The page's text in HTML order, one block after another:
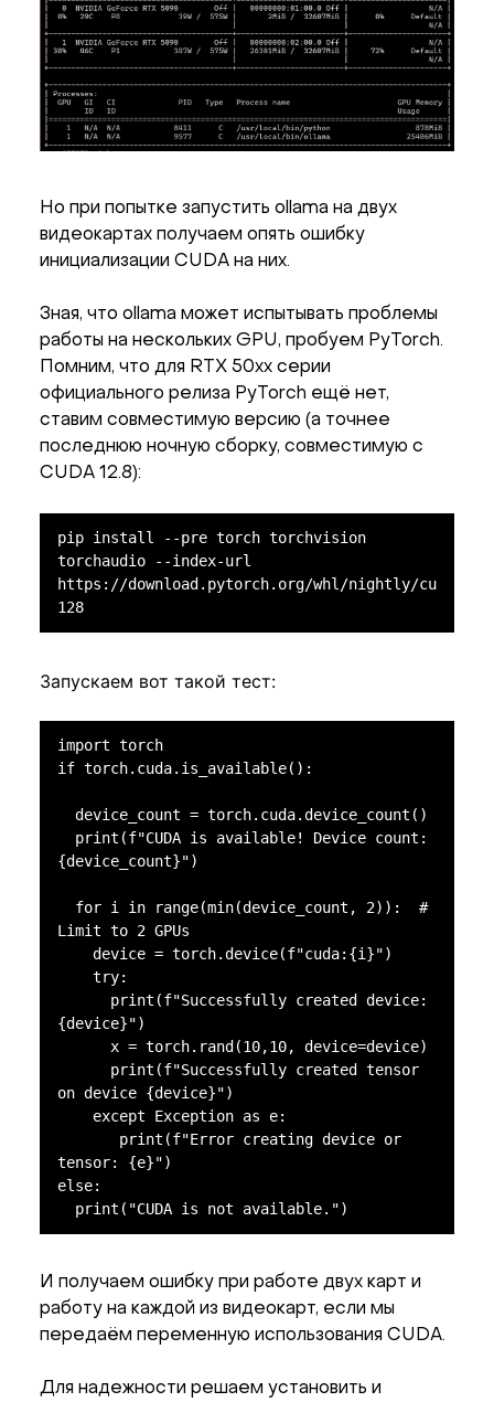
Но при попытке запустить ollama на двух
видеокартах получаем опять ошибку
инициализации CUDA на них.
Зная, что ollama может испытывать проблемы
работы на нескольких GPU, пробуем PyTorch.
Помним, что для RTX 50xx серии
официального релиза PyTorch ещё нет,
ставим совместимую версию (а точнее
последнюю ночную сборку, совместимую с
CUDA 12.8):
pip install --pre torch torchvision
torchaudio --index-url
https://download.pytorch.org/whl/nightly/cu
128
Запускаем вот такой тест:
import torch
if torch.cuda.is_available():
{device_count}")
Limit to 2 GPUs
{device}")
on device {device}")
tensor: {e}")
else:
  print("CUDA is not available.")
И получаем ошибку при работе двух карт и
работу на каждой из видеокарт, если мы
передаём переменную использования CUDA.
Для надежности решаем установить и